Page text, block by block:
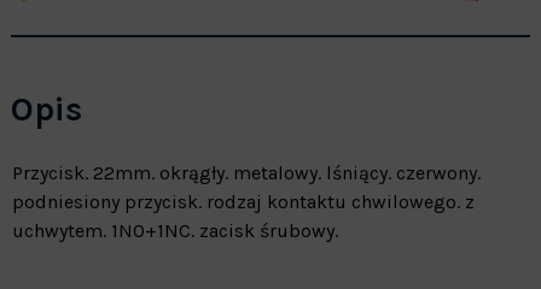
Opis
Przycisk. 22mm. okrągły. metalowy. lśniący. czerwony.
podniesiony przycisk. rodzaj kontaktu chwilowego. z
uchwytem. 1NO+1NC. zacisk śrubowy.